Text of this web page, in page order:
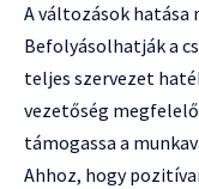
A változások hatása
Befolyásolhatják a
teljes szervezet
vezetőség
támogassa a
Ahhoz, hogy